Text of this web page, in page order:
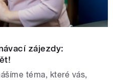
zájezdy:
téma, které vás,